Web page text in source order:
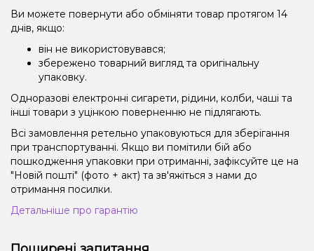
Ви можете повернути або обміняти товар протягом 14
днів, якщо:
він не використовувався;
збережено товарний вигляд та оригінальну
упаковку.
Одноразові електронні сигарети, рідини, колби, чаші та
інші товари з уцінкою поверненню не підлягають.
Всі замовлення ретельно упаковуються для зберігання
при транспортуванні. Якщо ви помітили бій або
пошкодження упаковки при отриманні, зафіксуйте це на
"Новій пошті" (фото + акт) та зв'яжіться з нами до
отримання посилки.
Детальніше про гарантію